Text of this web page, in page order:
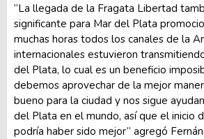
“La llegada de la Fragata Libertad
significante para Mar del Plata
muchas horas todos los canales de la
internacionales estuvieron
del Plata, lo cual es un beneficio
debemos aprovechar de la mejor
bueno para la ciudad y nos sigue
del Plata en el mundo, así que el inicio
podría haber sido mejor” agregó